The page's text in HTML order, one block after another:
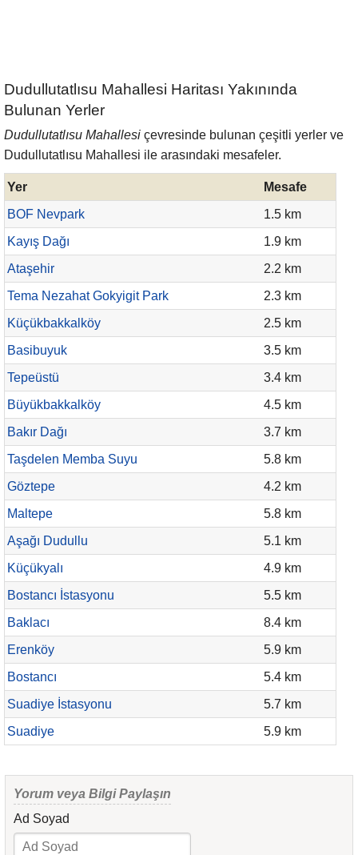
Dudullutatlısu Mahallesi Haritası Yakınında
Bulunan Yerler
Dudullutatlısu Mahallesi çevresinde bulunan çeşitli yerler ve
Dudullutatlısu Mahallesi ile arasındaki mesafeler.
Yer
Mesafe
BOF Nevpark
1.5 km
Kayış Dağı
1.9 km
Ataşehir
2.2 km
Tema Nezahat Gokyigit Park
2.3 km
Küçükbakkalköy
2.5 km
Basibuyuk
3.5 km
Tepeüstü
3.4 km
Büyükbakkalköy
4.5 km
Bakır Dağı
3.7 km
Taşdelen Memba Suyu
5.8 km
Göztepe
4.2 km
Maltepe
5.8 km
Aşağı Dudullu
5.1 km
Küçükyalı
4.9 km
Bostancı İstasyonu
5.5 km
Baklacı
8.4 km
Erenköy
5.9 km
Bostancı
5.4 km
Suadiye İstasyonu
5.7 km
Suadiye
5.9 km
Yorum veya Bilgi Paylaşın
Ad Soyad